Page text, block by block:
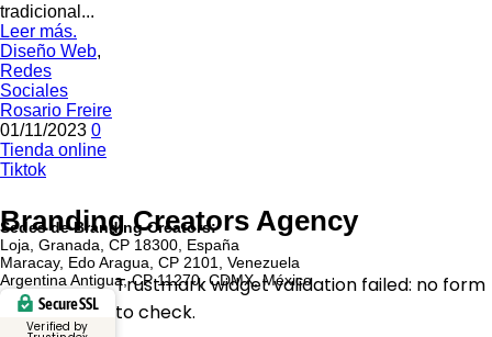
tradicional...
Leer más.
Diseño Web,
Redes
Sociales
Rosario Freire
01/11/2023 0
Tienda online
Tiktok
Branding Creators Agency
Sedes de Branding Creators:
Loja, Granada, CP 18300, España
Maracay, Edo Aragua, CP 2101, Venezuela
Argentina Antigua, CP 11270, CDMX, México
Secure SSL
Verified by
Trustmark widget validation failed: no form
to check.